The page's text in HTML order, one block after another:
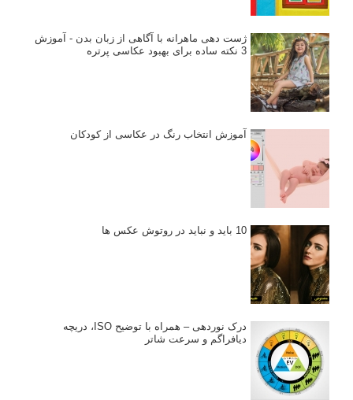
ژست دهی ماهرانه با آگاهی از زبان بدن - آموزش
3 نکته ساده برای بهبود عکاسی پرتره
آموزش انتخاب رنگ در عکاسی از کودکان
10 باید و نباید در روتوش عکس ها
درک نوردهی – همراه با توضیح ISO، دریچه
دیافراگم و سرعت شاتر